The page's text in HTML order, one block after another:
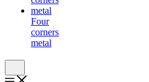
Four
corners
metal